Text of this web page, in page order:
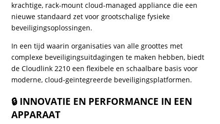
krachtige, rack-mount cloud-managed appliance die een
nieuwe standaard zet voor grootschalige fysieke
beveiligingsoplossingen.
In een tijd waarin organisaties van alle groottes met
complexe beveiligingsuitdagingen te maken hebben, biedt
de Cloudlink 2210 een flexibele en schaalbare basis voor
moderne, cloud-geïntegreerde beveiligingsplatformen.
🔒 INNOVATIE EN PERFORMANCE IN EEN
APPARAAT